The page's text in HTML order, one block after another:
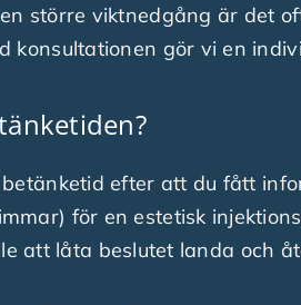
större viktnedgång är det
konsultationen gör vi en
efter att du fått
för en estetisk
att låta beslutet landa och